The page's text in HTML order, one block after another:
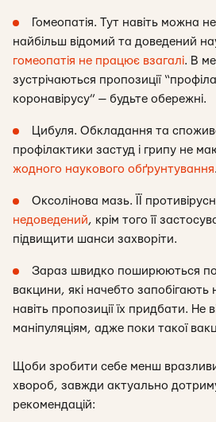
Гомеопатія. Тут навіть можна
найбільш відомий та доведений
гомеопатія не працює взагалі. В
зустрічаються пропозиції
коронавірусу” — будьте обережні.
Цибуля. Обкладання та
профілактики застуд і грипу не
жодного наукового обґрунтування.
Оксолінова мазь. ЇЇ
недоведений, крім того її
підвищити шанси захворіти.
Зараз швидко поширюються
вакцини, які начебто запобігають
навіть пропозиції їх придбати. Не
маніпуляціям, адже поки такої
Щоби зробити себе менш
хвороб, завжди актуально
рекомендацій: